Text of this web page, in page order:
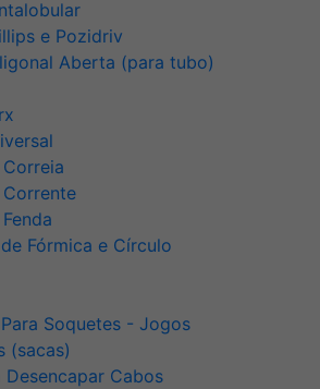
e Pozidriv
Aberta (para tubo)
Fórmica e Círculo
Soquetes - Jogos
(sacas)
Desencapar Cabos